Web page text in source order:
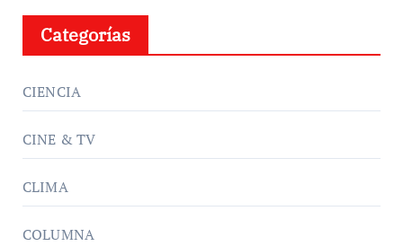
Categorías
CIENCIA
CINE & TV
CLIMA
COLUMNA